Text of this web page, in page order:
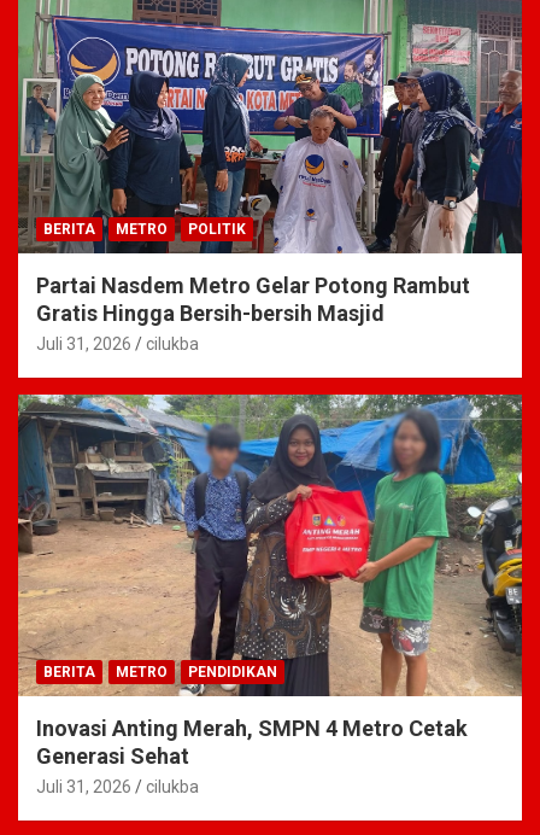
BERITA METRO POLITIK
Partai Nasdem Metro Gelar Potong Rambut
Gratis Hingga Bersih-bersih Masjid
Juli 31, 2026 cilukba
BERITA METRO PENDIDIKAN
Inovasi Anting Merah, SMPN 4 Metro Cetak
Generasi Sehat
Juli 31, 2026 cilukba